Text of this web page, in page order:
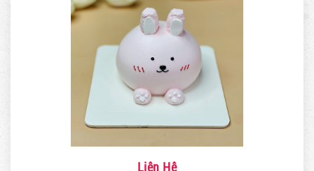
Liên Hệ